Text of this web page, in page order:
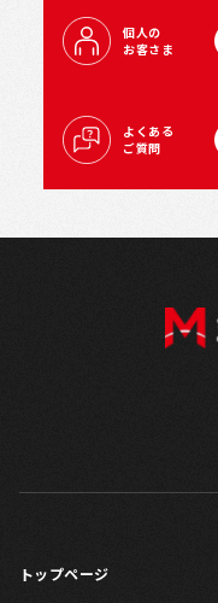
個人の
お客さま
よくある
ご質問
トップページ